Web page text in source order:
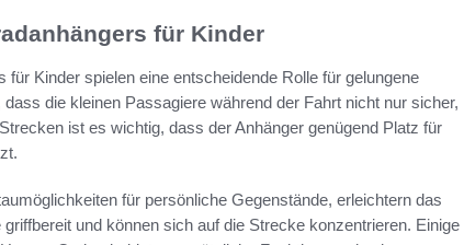
für Kinder
Kinder spielen eine entscheidende Rolle für gelungene
die kleinen Passagiere während der Fahrt nicht nur sicher,
ist es wichtig, dass der Anhänger genügend Platz für
für persönliche Gegenstände, erleichtern das
und können sich auf die Strecke konzentrieren. Einige